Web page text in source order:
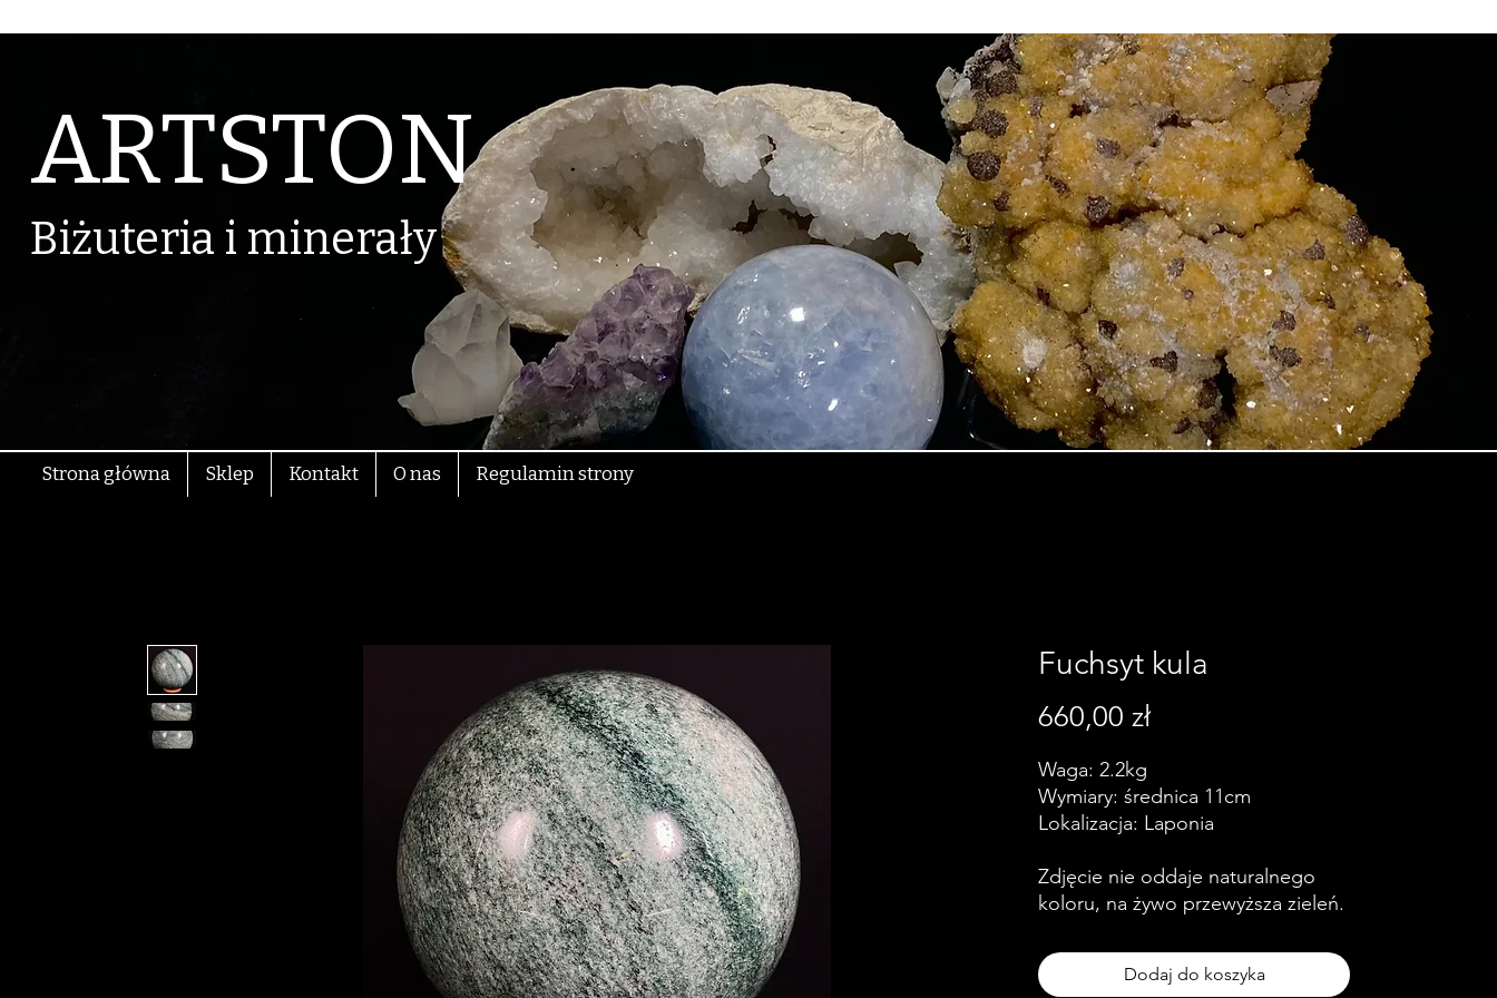
ARTSTON
Biżuteria i minerały
Strona główna Sklep Kontakt O nas Regulamin strony
Fuchsyt kula
660,00 złCena
Waga: 2.2kg
Wymiary: średnica 11cm
Lokalizacja: Laponia
Zdjęcie nie oddaje naturalnego
koloru, na żywo przewyższa zieleń.
Dodaj do koszyka